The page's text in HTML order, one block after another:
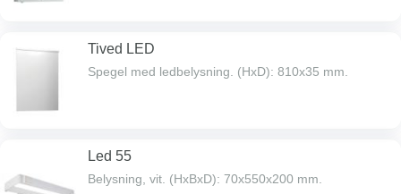
Tived LED
Spegel med ledbelysning. (HxD): 810x35 mm.
Led 55
Belysning, vit. (HxBxD): 70x550x200 mm.